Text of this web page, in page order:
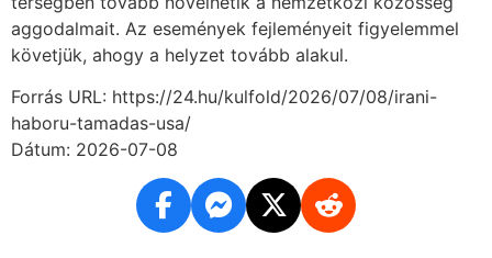
aggodalmait. Az események fejleményeit figyelemmel
követjük, ahogy a helyzet tovább alakul.
Forrás URL: https://24.hu/kulfold/2026/07/08/irani-
haboru-tamadas-usa/
Dátum: 2026-07-08